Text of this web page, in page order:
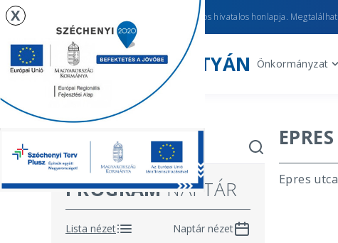
város hivatalos honlapja.
ÚJHARTYÁN Önkormányzat
PROGRAMNAPTÁR
Lista nézet Naptár nézet
Epres
X